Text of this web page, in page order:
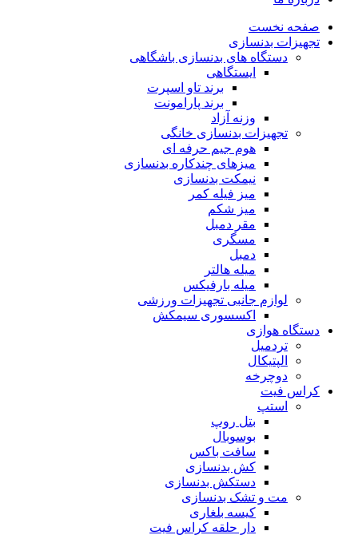
صفحه نخست
تجهیزات بدنسازی
دستگاه های بدنسازی باشگاهی
ایستگاهی
برند تاو اسپرت
برند پارامونت
وزنه آزاد
تجهیزات بدنسازی خانگی
هوم جیم حرفه ای
میزهای چندکاره بدنسازی
نیمکت بدنسازی
میز فیله کمر
میز شکم
مقر دمبل
مسگری
دمبل
میله هالتر
میله بارفیکس
لوازم جانبی تجهیزات ورزشی
اکسسوری سیمکش
دستگاه هوازی
تردمیل
الپتیکال
دوچرخه
کراس فیت
استپ
بتل روپ
بوسوبال
سافت باکس
کش بدنسازی
دستکش بدنسازی
مت و تشک بدنسازی
کیسه بلغاری
دار حلقه کراس فیت